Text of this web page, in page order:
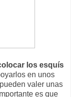
los esquís
en unos
valer unas
es que